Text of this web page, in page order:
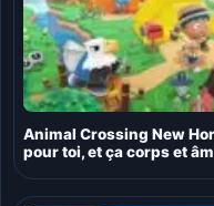
Animal Crossing New
pour toi, et ça corps et